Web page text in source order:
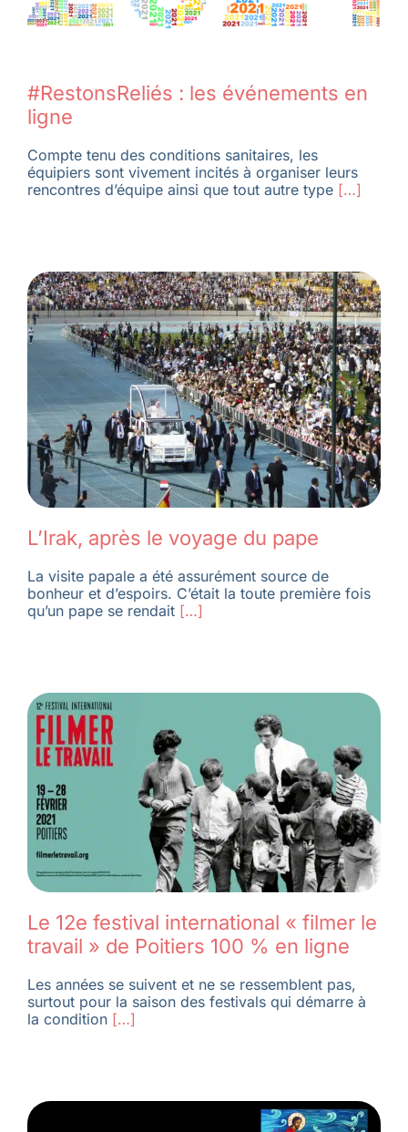
#RestonsReliés : les événements en
ligne
Compte tenu des conditions sanitaires, les
équipiers sont vivement incités à organiser leurs
rencontres d’équipe ainsi que tout autre type[…]
L’Irak, après le voyage du pape
La visite papale a été assurément source de
bonheur et d’espoirs. C’était la toute première fois
qu’un pape se rendait[…]
Le 12e festival international « filmer le
travail » de Poitiers 100 % en ligne
Les années se suivent et ne se ressemblent pas,
surtout pour la saison des festivals qui démarre à
la condition[…]